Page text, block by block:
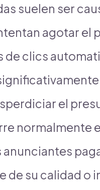
suelen ser
agotar el
de clics
el
normalmente
anunciantes
de su calidad o